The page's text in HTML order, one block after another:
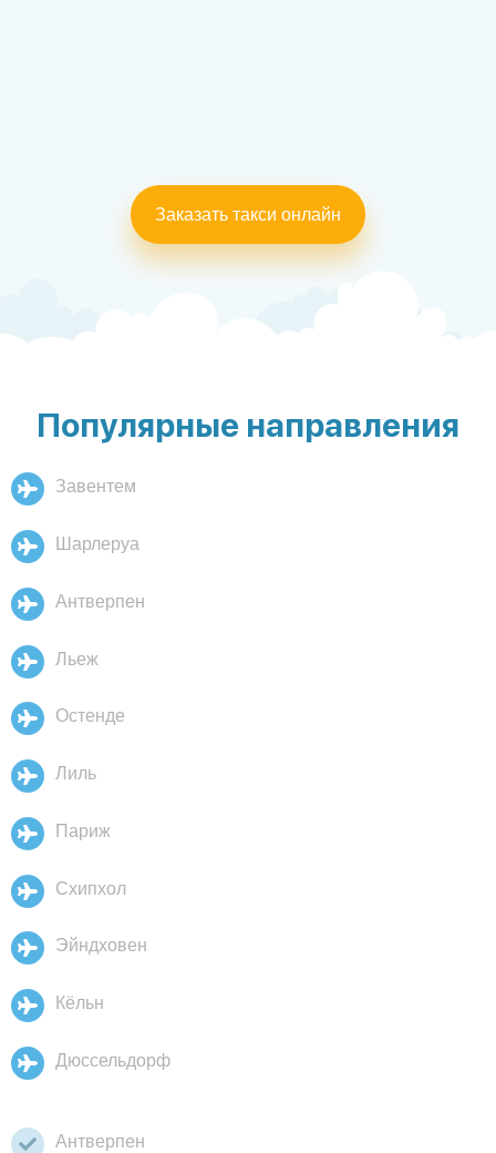
Заказать такси онлайн
Популярные направления
Завентем
Шарлеруа
Антверпен
Льеж
Остенде
Лиль
Париж
Схипхол
Эйндховен
Кёльн
Дюссельдорф
Антверпен